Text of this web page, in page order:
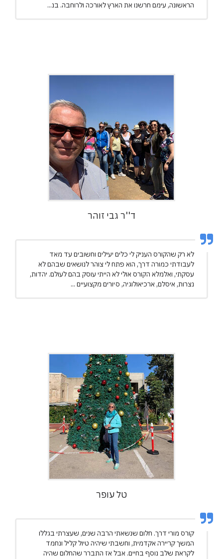
הראשונה, עימם חרשנו את הארץ לאורכה ולרוחבה. בנ...
ד''ר גבי זוהר
לא רק שהקורס העניק לי כלים יעילים וחשובים עד מאד
לעבודתי כמורה דרך, הוא פתח לי צוהר לנושאים שבהם לא
עסקתי, ואלמלא הקורס אולי לא הייתי עוסק בהם לעולם. יהדות,
נצרות, איסלם, ארכיאולוגיה, סיורים מקצועיים ...
טל עופר
קורס מורי דרך. חלום שנשאתי הרבה שנים, שעצרתי בגללו
המשך קריירה אקדמית, וחשבתי שיהיה טיול קליל ונחמד
לקראת שלב נוסף בחיים. אבל אז התברר שהחלום שהיה